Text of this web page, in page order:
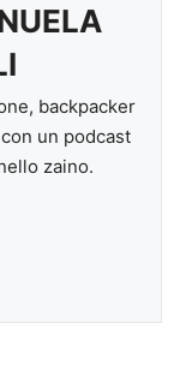
backpacker
un podcast
zaino.